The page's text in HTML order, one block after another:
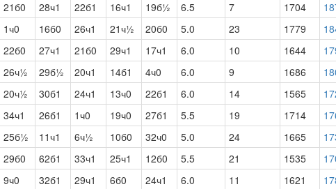
21б0 28ч1 22б1 16ч1 19б½ 6.5 7 1704
1ч0 16б0 26ч1 21ч½ 20б0 5.0 23 1779
22б0 27ч1 21б0 29ч1 17ч1 6.0 10 1644
26ч½ 29б½ 20ч1 14б1 4ч0 6.0 9 1686
20ч½ 30б1 24ч1 13ч0 22б1 6.0 14 1565
34ч1 26б1 1ч0 19ч0 27б1 5.5 19 1714
25б½ 11ч1 6ч½ 10б0 32ч0 5.0 24 1665
29б0 62б1 33ч1 25ч1 12б0 5.5 21 1535
9ч0 32б1 29ч1 6б0 24ч1 6.0 11 1621